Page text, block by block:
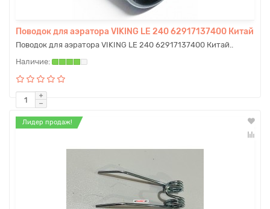
Поводок для аэратора VIKING LE 240 62917137400 Китай
Поводок для аэратора VIKING LE 240 62917137400 Китай..
Лидер продаж!